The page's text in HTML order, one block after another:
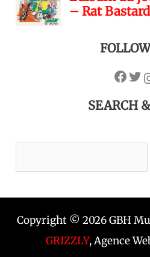
SEARCH
Copyright © 2026 GBH
GRIZZLY, Agence